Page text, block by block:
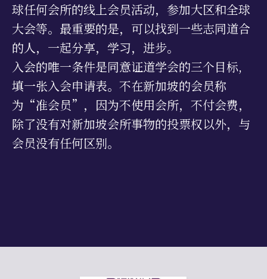
球任何会所的线上会员活动，参加大区和全球
大会等。最重要的是，可以找到一些志同道合
的人，一起分享，学习，进步。
入会的唯一条件是同意证道学会的三个目标,
填一张入会申请表。不在新加坡的会员称
为“准会员”，因为不使用会所，不付会费，
除了没有对新加坡会所事物的投票权以外，与
会员没有任何区别。